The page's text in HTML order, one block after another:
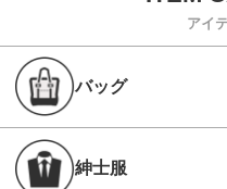
アイ
バッグ
紳士服